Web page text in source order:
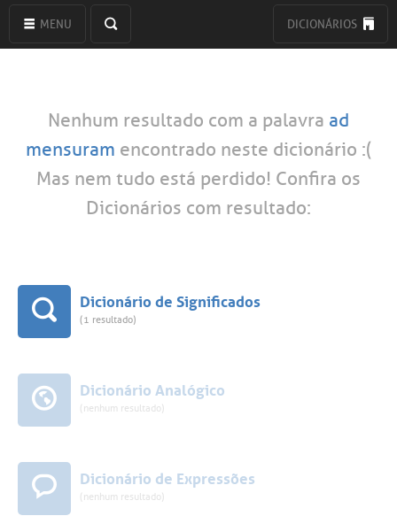
MENU DICIONÁRIOS
Nenhum resultado com a palavra ad
mensuram encontrado neste dicionário :(
Mas nem tudo está perdido! Confira os
Dicionários com resultado:
Dicionário de Significados
(1 resultado)
Dicionário Analógico
(nenhum resultado)
Dicionário de Expressões
(nenhum resultado)